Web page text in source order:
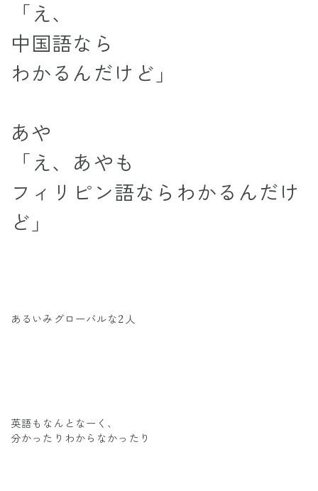
「え、
中国語なら
わかるんだけど」
あや
「え、あやも
フィリピン語ならわかるんだけ
ど」
あるいみグローバルな2人
英語もなんとなーく、
分かったりわからなかったり